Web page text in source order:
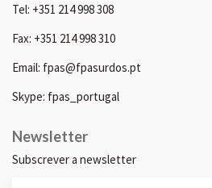
Tel: +351 214 998 308
Fax: +351 214 998 310
Email: fpas@fpasurdos.pt
Skype: fpas_portugal
Newsletter
Subscrever a newsletter